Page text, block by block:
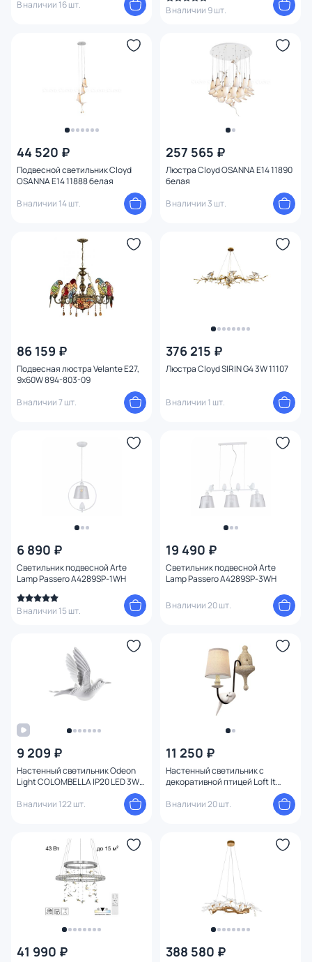
В наличии 16 шт. В наличии 9 шт.
44 520 ₽
Подвесной светильник Cloyd
OSANNA E14 11888 белая
В наличии 14 шт.
257 565 ₽
Люстра Cloyd OSANNA E14 11890
белая
В наличии 3 шт.
86 159 ₽
Подвесная люстра Velante E27,
9x60W 894-803-09
В наличии 7 шт.
376 215 ₽
Люстра Cloyd SIRIN G4 3W 11107
В наличии 1 шт.
6 890 ₽
Светильник подвесной Arte
Lamp Passero A4289SP-1WH
В наличии 15 шт.
19 490 ₽
Светильник подвесной Arte
Lamp Passero A4289SP-3WH
В наличии 20 шт.
9 209 ₽
Настенный светильник Odeon
Light COLOMBELLA IP20 LED 3W
В наличии 122 шт.
11 250 ₽
Настенный светильник с
декоративной птицей Loft It
В наличии 20 шт.
41 990 ₽ 388 580 ₽